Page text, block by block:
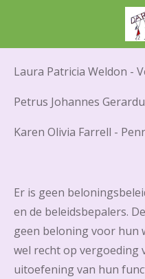
deLaura Patricia Weldon -
Petrus Johannes
Karen Olivia Farrell -
Er is geen
en de beleidsbepalers.
geen beloning voor hun
wel recht op vergoeding
uitoefening van hun